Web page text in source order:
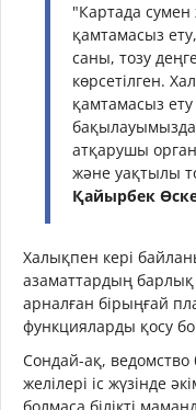
"Картада
қамтамасыз
саны, тозу
көрсетілген.
қамтамасыз ету
бақылауымызда
атқарушы
және уақтылы
Қайырбек
Халықпен кері
азаматтардың барлық
арналған бірыңғай
функцияларды қосу
Сондай-ақ,
желілері іс жүзінде